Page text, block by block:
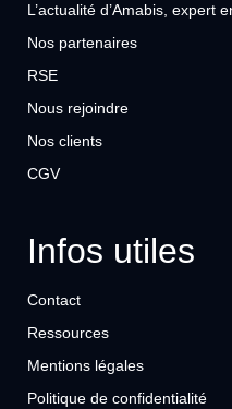
L’actualité d’Amabis, expert
Nos partenaires
RSE
Nous rejoindre
Nos clients
CGV
Infos utiles
Contact
Ressources
Mentions légales
Politique de confidentialité